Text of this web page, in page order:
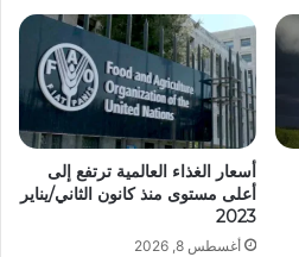
أسعار الغذاء العالمية ترتفع إلى
أعلى مستوى منذ كانون الثاني/يناير
2023
أغسطس 8, 2026